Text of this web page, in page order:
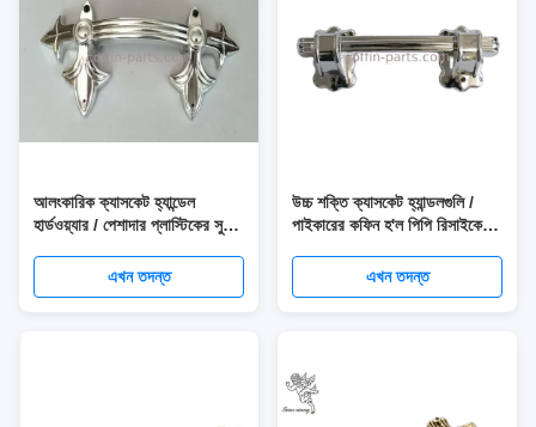
আলংকারিক ক্যাসকেট হ্যান্ডেল
হার্ডওয়্যার / পেশাদার প্লাস্টিকের সুইং
এখন তদন্ত
উচ্চ শক্তি ক্যাসকেট হ্যান্ডলগুলি /
পাইকারের কফিন হ'ল পিপি রিসাইকেল
এখন তদন্ত